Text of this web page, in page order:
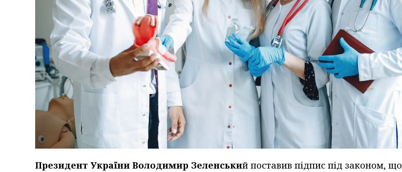
Президент України Володимир Зеленський поставив підпис під законом, що